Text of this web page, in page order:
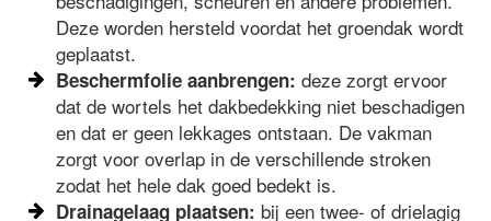
Deze worden hersteld voordat het groendak wordt
geplaatst.
Beschermfolie aanbrengen: deze zorgt ervoor
dat de wortels het dakbedekking niet beschadigen
en dat er geen lekkages ontstaan. De vakman
zorgt voor overlap in de verschillende stroken
zodat het hele dak goed bedekt is.
Drainagelaag plaatsen: bij een twee- of drielagig